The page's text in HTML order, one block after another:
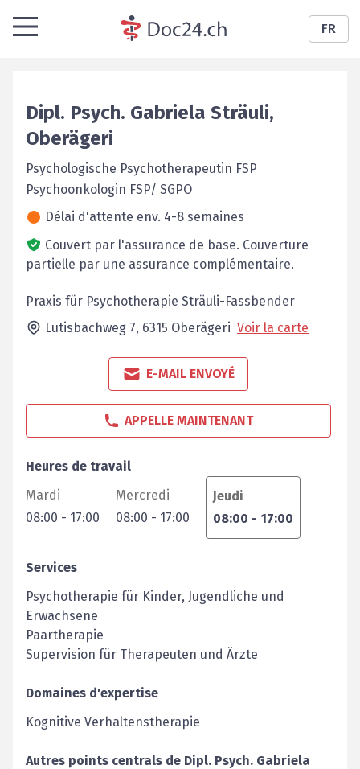
FR
Dipl. Psych. Gabriela Sträuli,
Oberägeri
Psychologische Psychotherapeutin FSP
Psychoonkologin FSP/ SGPO
Délai d'attente env. 4-8 semaines
Couvert par l'assurance de base. Couverture
partielle par une assurance complémentaire.
Praxis für Psychotherapie Sträuli-Fassbender
Lutisbachweg 7, 6315 Oberägeri Voir la carte
E-MAIL ENVOYÉ
APPELLE MAINTENANT
Heures de travail
Mardi
08:00 - 17:00
Mercredi
08:00 - 17:00
Jeudi
08:00 - 17:00
Services
Psychotherapie für Kinder, Jugendliche und
Erwachsene
Paartherapie
Supervision für Therapeuten und Ärzte
Domaines d'expertise
Kognitive Verhaltenstherapie
Autres points centrals de Dipl. Psych. Gabriela